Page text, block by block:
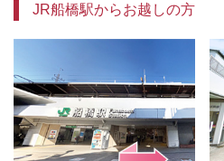
JR船橋駅からお越しの方